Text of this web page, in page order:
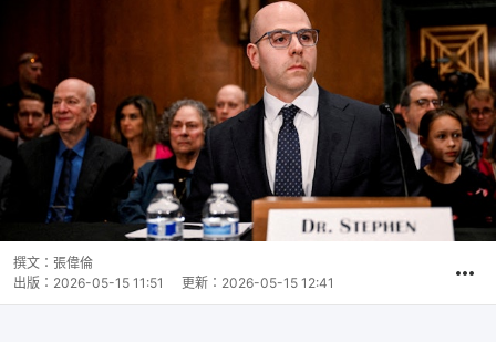
撰文： 張偉倫
出版： 2026-05-15 11:51 更新： 2026-05-15 12:41